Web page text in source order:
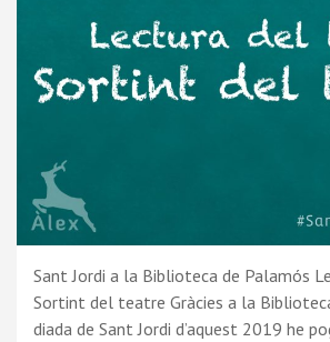
Sant Jordi a la Biblioteca de Palamós
Sortint del teatre Gràcies a la
diada de Sant Jordi d’aquest 2019 he